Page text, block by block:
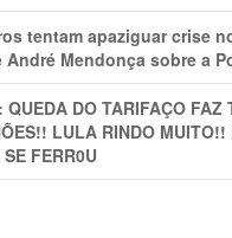
tentam apaziguar crise
André Mendonça sobre a
QUEDA DO TARIFAÇO FAZ
LULA RINDO MUITO!!
FERR0U